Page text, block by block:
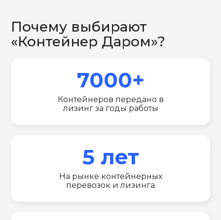
Почему выбирают
«Контейнер Даром»?
7000+
Контейнеров передано в
лизинг за годы работы
5 лет
На рынке контейнерных
перевозок и лизинга